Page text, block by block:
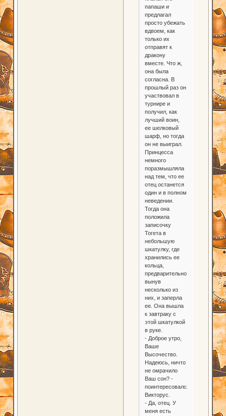
папаши и
предлагал
просто убежать
вдвоем, как
только их
отправят к
дракону
вместе. Что ж,
она была
согласна. В
прошлый раз он
участвовал в
турнире и
получил, как
лучший воин,
ее шелковый
шарф, но тогда
он не выиграл.
Принцесса
немного
поразмышляла
над тем, что ее
отец останется
один и в полном
неведении.
Тогда она
положила
записочку
Тогета в
небольшую
шкатулку, где
хранились ее
кольца,
предварительно
вынув
несколько из
них, и заперла
ее. Она вышла
к завтраку с
этой шкатулкой
в руке.
- Доброе утро,
Ваше
Высочество.
Надеюсь, ничто
не омрачило
Ваш сон? -
поинтересовался
Викторус.
- Да, отец. У
меня есть